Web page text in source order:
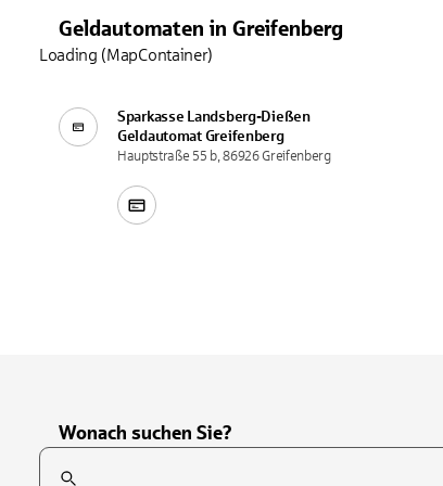
Geldautomaten in Greifenberg
Sparkasse Landsberg-Dießen
Geldautomat Greifenberg
Hauptstraße 55 b, 86926 Greifenberg
Loading (MapContainer)
Wonach suchen Sie?
Suchfeld